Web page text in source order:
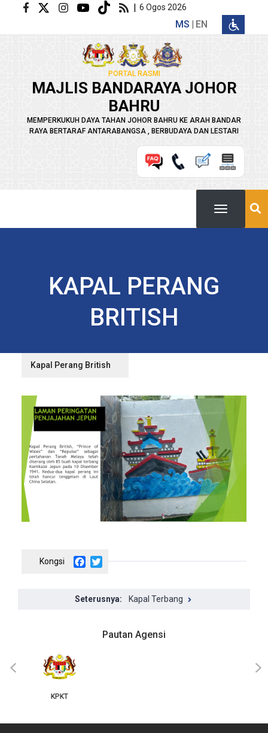
Langkau ke kandungan utama | 6 Ogos 2026
MS EN
PORTAL RASMI
MAJLIS BANDARAYA JOHOR
BAHRU
MEMPERKUKUH DAYA TAHAN JOHOR BAHRU KE ARAH BANDAR
RAYA BERTARAF ANTARABANGSA , BERBUDAYA DAN LESTARI
KAPAL PERANG
BRITISH
Kapal Perang British
Facebook
Kapal Terbang
Pautan Agensi
‹ ›